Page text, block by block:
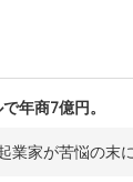
年商7億円。
家が苦悩の末